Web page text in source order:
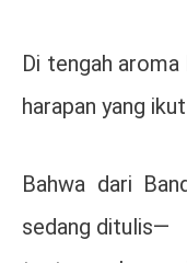
Di tengah aroma
harapan yang
Bahwa dari
sedang ditulis—